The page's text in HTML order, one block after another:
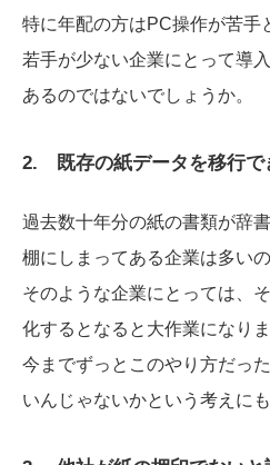
特に年配の方はPC操作が苦手
若手が少ない企業にとって導
あるのではないでしょうか。
2. 既存の紙データを移行で
過去数十年分の紙の書類が辞
棚にしまってある企業は多い
そのような企業にとっては、
化するとなると大作業になりま
今までずっとこのやり方だっ
いんじゃないかという考えに